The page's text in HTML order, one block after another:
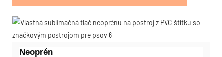
Neoprén